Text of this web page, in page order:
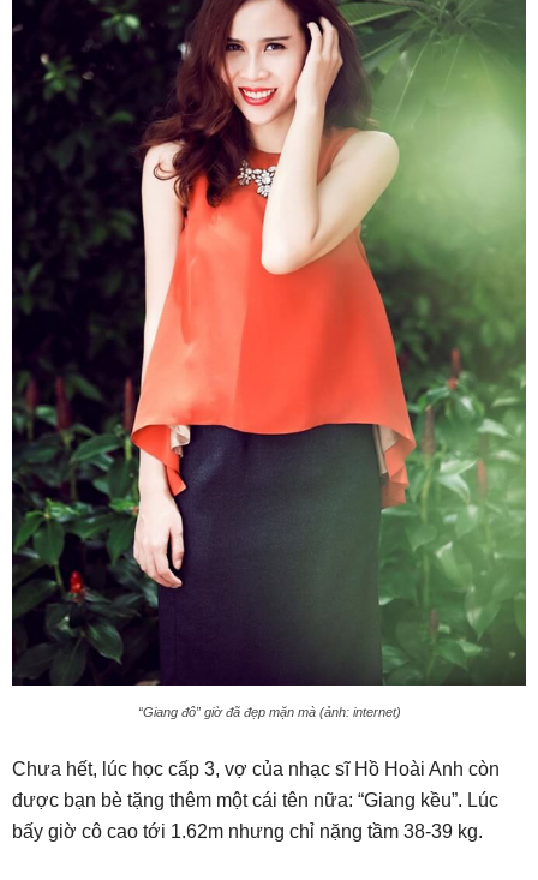
“Giang đô” giờ đã đẹp mặn mà (ảnh: internet)
Chưa hết, lúc học cấp 3, vợ của nhạc sĩ Hồ Hoài Anh còn
được bạn bè tặng thêm một cái tên nữa: “Giang kều”. Lúc
bấy giờ cô cao tới 1.62m nhưng chỉ nặng tầm 38-39 kg.